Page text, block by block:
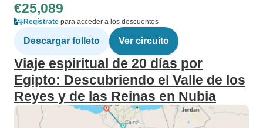
€25,089
Regístrate para acceder a los descuentos
Descargar folleto Ver circuito
Viaje espiritual de 20 días por
Egipto: Descubriendo el Valle de los
Reyes y de las Reinas en Nubia